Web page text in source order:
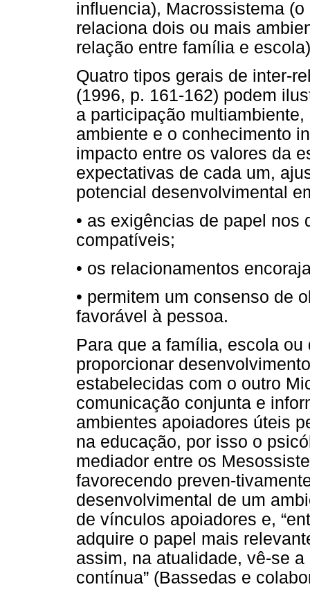
influencia), Macrossistema
relaciona dois ou mais
relação entre família e
Quatro tipos gerais de inter-
(1996, p. 161-162) podem
a participação
ambiente e o conhecimento
impacto entre os valores da
expectativas de cada um,
potencial desenvolvimental
• as exigências de papel nos
compatíveis;
• os relacionamentos
• permitem um consenso de
favorável à pessoa.
Para que a família, escola
proporcionar
estabelecidas com o outro
comunicação conjunta e
ambientes apoiadores úteis
na educação, por isso o
mediador entre os
favorecendo preven-
desenvolvimental de um
de vínculos apoiadores e,
adquire o papel mais
assim, na atualidade, vê-se
contínua” (Bassedas e